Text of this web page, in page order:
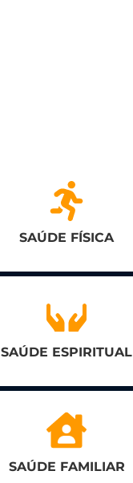
SAÚDE FÍSICA
SAÚDE ESPIRITUAL
SAÚDE FAMILIAR